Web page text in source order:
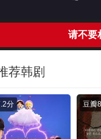
请不要
荐韩剧
分 豆瓣